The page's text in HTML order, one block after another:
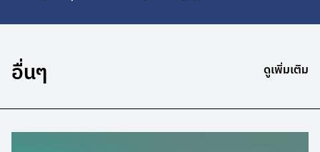
อื่นๆ ดูเพิ่มเติม